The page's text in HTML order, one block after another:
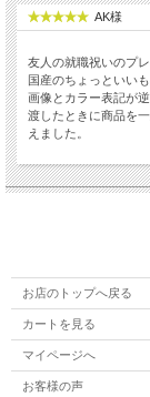
AK様
友人の就職祝いのプ
国産のちょっといい
画像とカラー表記が
渡したときに商品を
えました。
お店のトップへ戻る
カートを見る
マイページへ
お客様の声